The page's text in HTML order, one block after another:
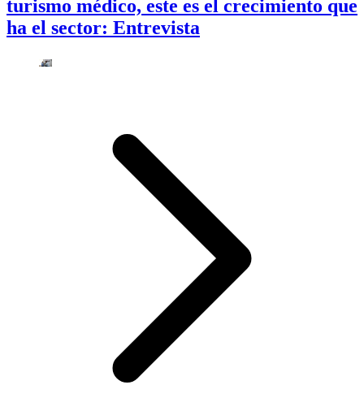
turismo médico, este es el crecimiento que
ha el sector: Entrevista